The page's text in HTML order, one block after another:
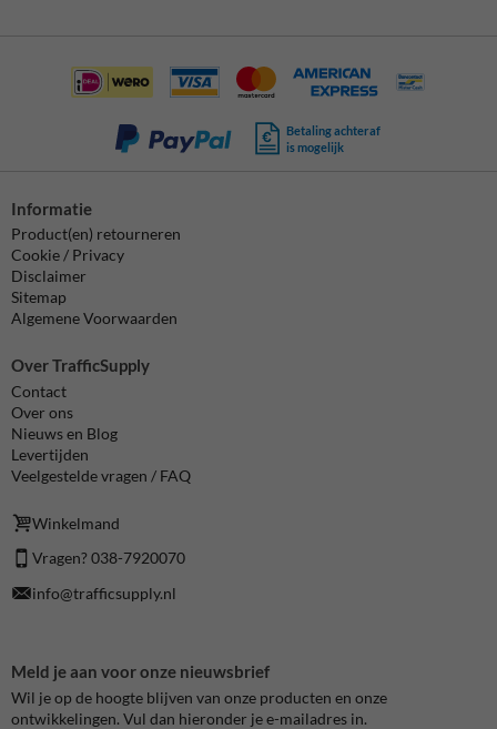
Betaling achteraf
is mogelijk
Informatie
Product(en) retourneren
Cookie / Privacy
Disclaimer
Sitemap
Algemene Voorwaarden
Over TrafficSupply
Contact
Over ons
Nieuws en Blog
Levertijden
Veelgestelde vragen / FAQ
Winkelmand
Vragen? 038-7920070
info@trafficsupply.nl
Meld je aan voor onze nieuwsbrief
Wil je op de hoogte blijven van onze producten en onze
ontwikkelingen. Vul dan hieronder je e-mailadres in.